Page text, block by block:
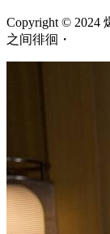
Copyright © 2024
之间徘徊・